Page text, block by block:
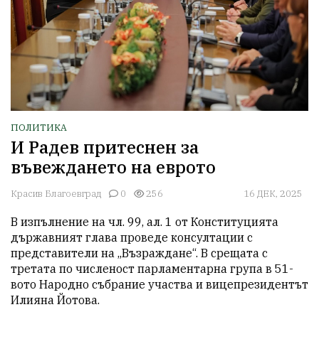
ПОЛИТИКА
И Радев притеснен за
въвеждането на еврото
Красив Благоевград 0 256 16 ДЕК, 2025
В изпълнение на чл. 99, ал. 1 от Конституцията
държавният глава проведе консултации с
представители на „Възраждане“. В срещата с
третата по численост парламентарна група в 51-
вото Народно събрание участва и вицепрезидентът
Илияна Йотова.